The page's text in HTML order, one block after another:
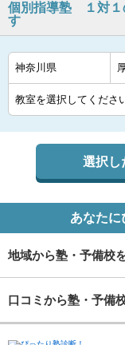
個別指導塾 １対１
す
選択し
あなたに
地域から塾・予備校
口コミから塾・予備